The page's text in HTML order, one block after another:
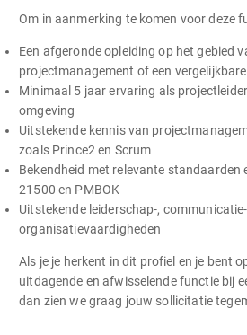
Om in aanmerking te komen voor deze
Een afgeronde opleiding op het gebied
projectmanagement of een
Minimaal 5 jaar ervaring als
omgeving
Uitstekende kennis van
zoals Prince2 en Scrum
Bekendheid met relevante standaarden
21500 en PMBOK
Uitstekende leiderschap-,
organisatievaardigheden
Als je je herkent in dit profiel en je bent
uitdagende en afwisselende functie bij
dan zien we graag jouw sollicitatie